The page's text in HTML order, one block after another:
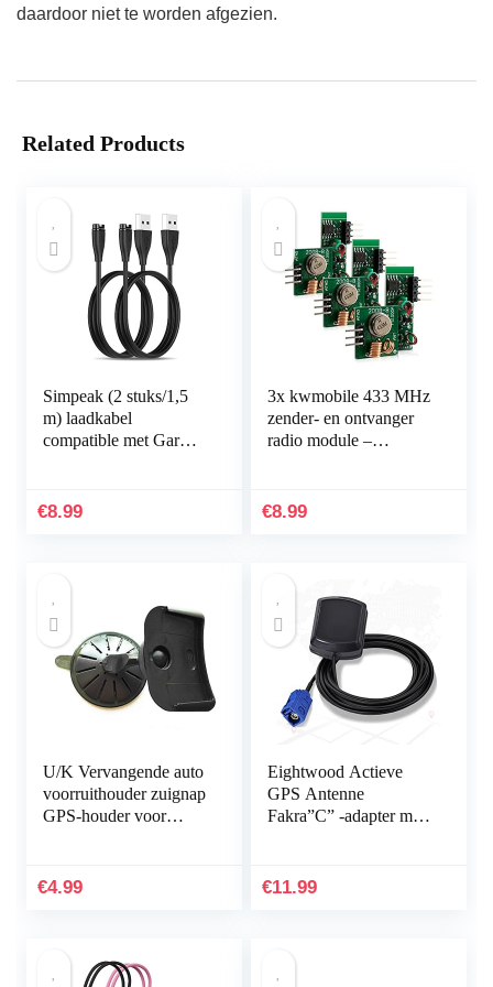
daardoor niet te worden afgezien.
Related Products
Simpeak (2 stuks/1,5
m) laadkabel
compatible met Garmin
Forerunner 245,
€8.99
3x kwmobile 433 MHz
zender- en ontvanger
radio module –
Pi – Draadloze
€8.99
U/K Vervangende auto
voorruithouder zuignap
GPS-houder voor
duurzaam
€4.99
Eightwood Actieve
GPS Antenne
Fakra”C” -adapter met
Antenne voor GPS
€11.99